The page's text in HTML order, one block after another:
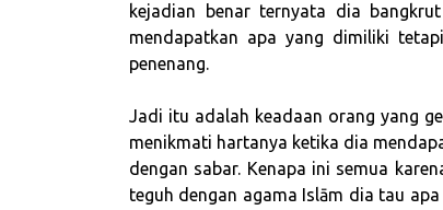
kejadian benar ternyata dia
mendapatkan apa yang dimiliki
penenang.
Jadi itu adalah keadaan orang yang
menikmati hartanya ketika dia
dengan sabar. Kenapa ini semua
teguh dengan agama Islām dia tau